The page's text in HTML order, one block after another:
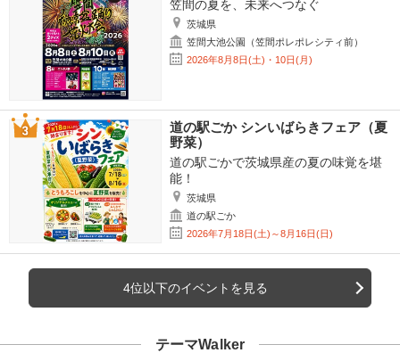
笠間の夏を、未来へつなぐ
茨城県
笠間大池公園（笠間ポレポレシティ前）
2026年8月8日(土)・10日(月)
道の駅ごか シンいばらきフェア（夏
野菜）
道の駅ごかで茨城県産の夏の味覚を堪
能！
茨城県
道の駅ごか
2026年7月18日(土)～8月16日(日)
4位以下のイベントを見る
テーマWalker